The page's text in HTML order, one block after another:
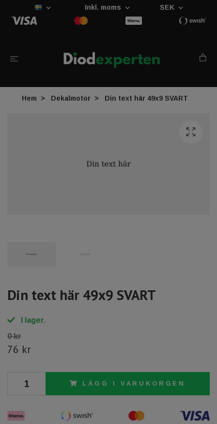
Inkl. moms SEK
Hem Dekalmotor Din text här 49x9 SVART
Din text här 49x9 SVART
I lager.
0 kr
76 kr
LÄGG I VARUKORGEN